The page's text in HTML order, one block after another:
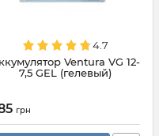
4.7
Ventura VG 12-
7,5 GEL (гелевый)
грн